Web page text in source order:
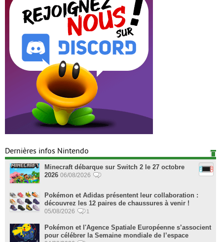
Dernières infos Nintendo
Minecraft débarque sur Switch 2 le 27 octobre
2026 06/08/2026
Pokémon et Adidas présentent leur collaboration :
découvrez les 12 paires de chaussures à venir !
05/08/2026 1
Pokémon et l'Agence Spatiale Européenne s’associent
pour célébrer la Semaine mondiale de l’espace